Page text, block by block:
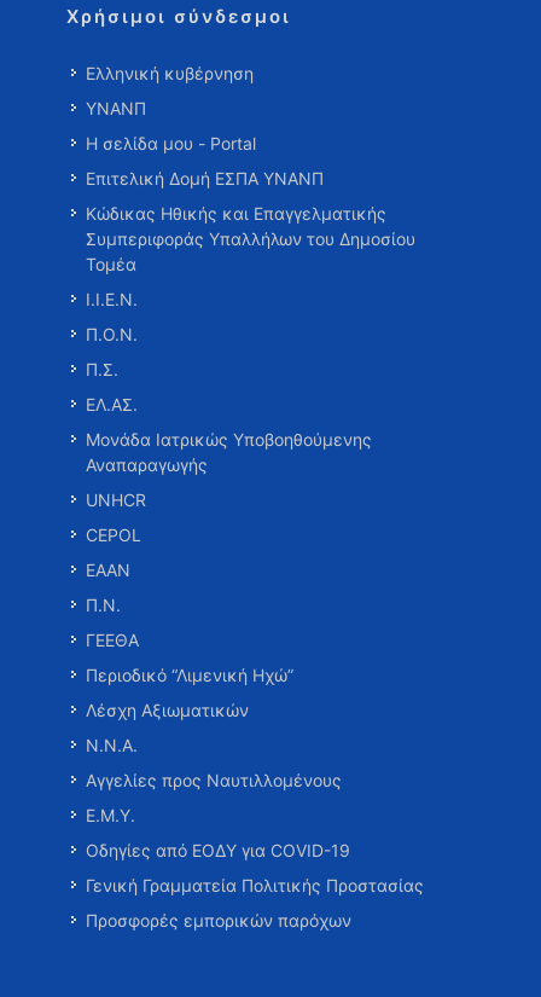
Χρήσιμοι σύνδεσμοι
Ελληνική κυβέρνηση
ΥΝΑΝΠ
Η σελίδα μου - Portal
Επιτελική Δομή ΕΣΠΑ ΥΝΑΝΠ
Κώδικας Ηθικής και Επαγγελματικής
Συμπεριφοράς Υπαλλήλων του Δημοσίου
Τομέα
Ι.Ι.Ε.Ν.
Π.Ο.Ν.
Π.Σ.
ΕΛ.ΑΣ.
Μονάδα Ιατρικώς Υποβοηθούμενης
Αναπαραγωγής
UNHCR
CEPOL
ΕΑΑΝ
Π.Ν.
ΓΕΕΘΑ
Περιοδικό “Λιμενική Ηχώ”
Λέσχη Αξιωματικών
Ν.Ν.Α.
Αγγελίες προς Ναυτιλλομένους
Ε.Μ.Υ.
Οδηγίες από ΕΟΔΥ για COVID-19
Γενική Γραμματεία Πολιτικής Προστασίας
Προσφορές εμπορικών παρόχων